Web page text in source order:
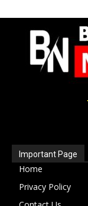
Important Page
Home
Privacy Policy